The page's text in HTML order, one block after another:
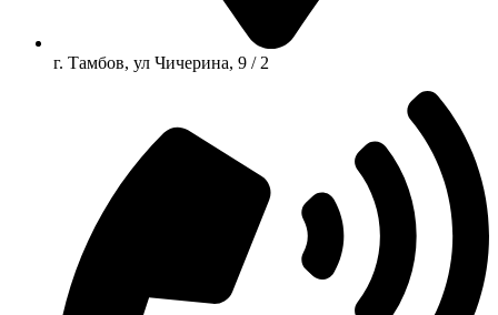
г. Тамбов, ул Чичерина, 9 / 2